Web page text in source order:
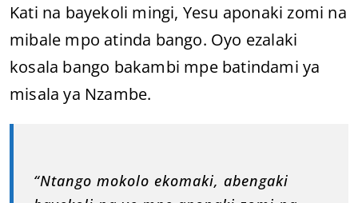
Kati na bayekoli mingi, Yesu aponaki zomi na
mibale mpo atinda bango. Oyo ezalaki
kosala bango bakambi mpe batindami ya
misala ya Nzambe.
“Ntango mokolo ekomaki, abengaki